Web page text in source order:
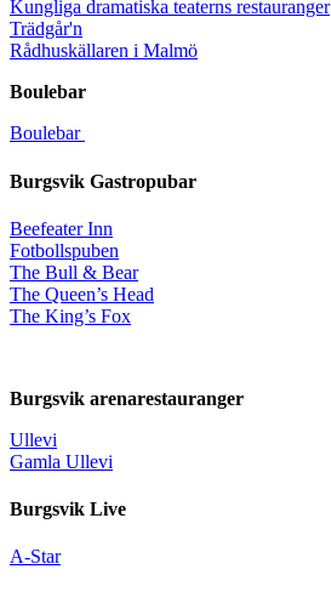
Kungliga dramatiska teaterns restauranger
Trädgår'n
Rådhuskällaren i Malmö
Boulebar
Boulebar
Burgsvik Gastropubar
Beefeater Inn
Fotbollspuben
The Bull & Bear
The Queen’s Head
The King’s Fox
Burgsvik arenarestauranger
Ullevi
Gamla Ullevi
Burgsvik Live
A-Star